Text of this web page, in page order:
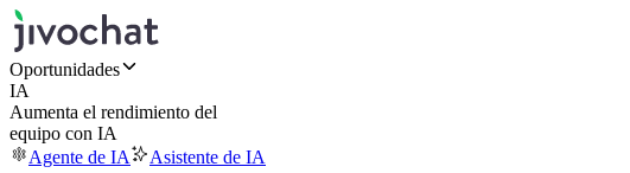
Oportunidades
IA
Aumenta el rendimiento del
equipo con IA
Agente de IA
Asistente de IA